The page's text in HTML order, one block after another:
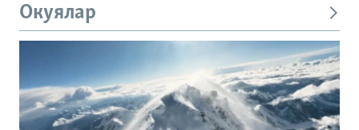
Окуялар